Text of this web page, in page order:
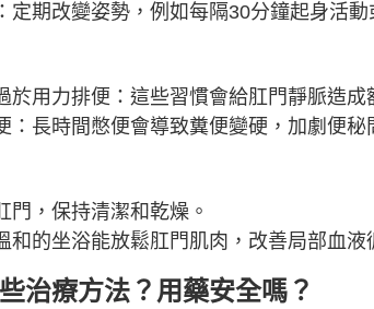
定期改變姿勢，例如每隔30分鐘起身活
於用力排便：這些習慣會給肛門靜脈造成
：長時間憋便會導致糞便變硬，加劇便秘
門，保持清潔和乾燥。
和的坐浴能放鬆肛門肌肉，改善局部血液
治療方法？用藥安全嗎？